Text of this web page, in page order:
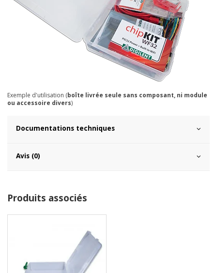
Exemple d'utilisation (boîte livrée seule sans composant, ni module
ou accessoire divers)
Documentations techniques
Avis (0)
Produits associés